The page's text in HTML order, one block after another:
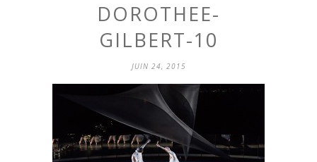
DOROTHEE-
GILBERT-10
JUIN 24, 2015